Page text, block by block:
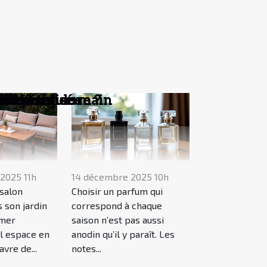
intérieure ?
11h
son jardin
espace en
de...
14 décembre 2025 10h
Choisir un parfum qui
correspond à chaque
saison n’est pas aussi
anodin qu’il y paraît. Les
notes...
bain
? ?
seconde main